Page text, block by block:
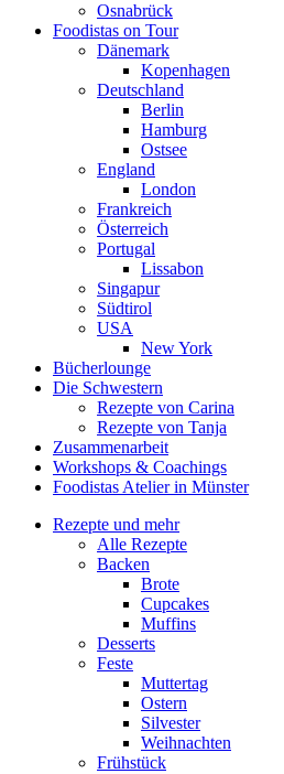
Osnabrück
Foodistas on Tour
Dänemark
Kopenhagen
Deutschland
Berlin
Hamburg
Ostsee
England
London
Frankreich
Österreich
Portugal
Lissabon
Singapur
Südtirol
USA
New York
Bücherlounge
Die Schwestern
Rezepte von Carina
Rezepte von Tanja
Zusammenarbeit
Workshops & Coachings
Foodistas Atelier in Münster
Rezepte und mehr
Alle Rezepte
Backen
Brote
Cupcakes
Muffins
Desserts
Feste
Muttertag
Ostern
Silvester
Weihnachten
Frühstück